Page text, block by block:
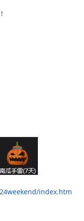
index.htm